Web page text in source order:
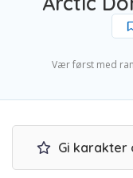
Vær først med
Gi karakter